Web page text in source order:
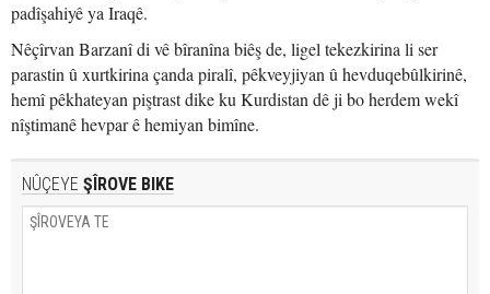
padîşahiyê ya Iraqê.
Nêçîrvan Barzanî di vê bîranîna biêş de, ligel tekezkirina li ser
parastin û xurtkirina çanda piralî, pêkveyjiyan û hevduqebûlkirinê,
hemî pêkhateyan piştrast dike ku Kurdistan dê ji bo herdem wekî
nîştimanê hevpar ê hemiyan bimîne.
NÛÇEYE ŞÎROVE BIKE